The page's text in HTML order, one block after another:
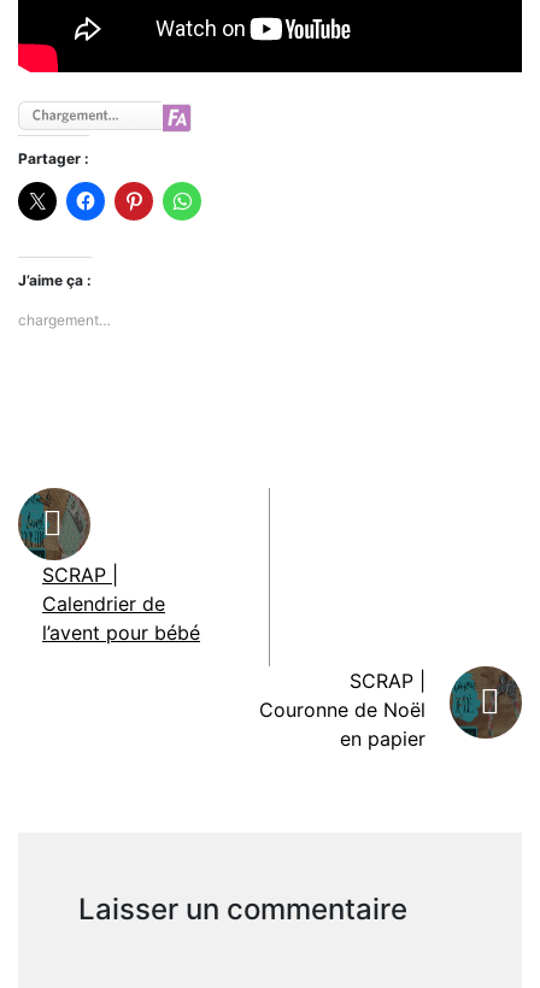
Partager :
J’aime ça :
chargement…
SCRAP |
Calendrier de
l’avent pour bébé
SCRAP |
Couronne de Noël
en papier
Laisser un commentaire